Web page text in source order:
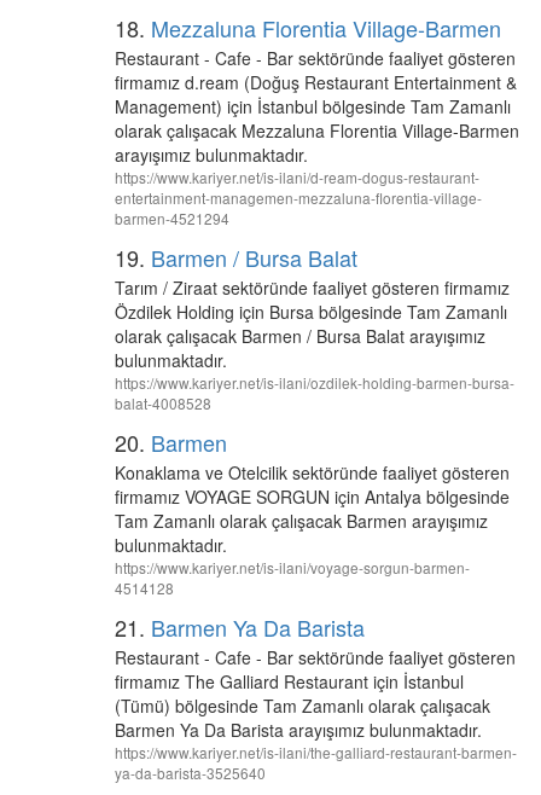
18. Mezzaluna Florentia Village-Barmen
Restaurant - Cafe - Bar sektöründe faaliyet gösteren
firmamız d.ream (Doğuş Restaurant Entertainment &
Management) için İstanbul bölgesinde Tam Zamanlı
olarak çalışacak Mezzaluna Florentia Village-Barmen
arayışımız bulunmaktadır.
https://www.kariyer.net/is-ilani/d-ream-dogus-restaurant-
entertainment-managemen-mezzaluna-florentia-village-
barmen-4521294
19. Barmen / Bursa Balat
Tarım / Ziraat sektöründe faaliyet gösteren firmamız
Özdilek Holding için Bursa bölgesinde Tam Zamanlı
olarak çalışacak Barmen / Bursa Balat arayışımız
bulunmaktadır.
https://www.kariyer.net/is-ilani/ozdilek-holding-barmen-bursa-
balat-4008528
20. Barmen
Konaklama ve Otelcilik sektöründe faaliyet gösteren
firmamız VOYAGE SORGUN için Antalya bölgesinde
Tam Zamanlı olarak çalışacak Barmen arayışımız
bulunmaktadır.
https://www.kariyer.net/is-ilani/voyage-sorgun-barmen-
4514128
21. Barmen Ya Da Barista
Restaurant - Cafe - Bar sektöründe faaliyet gösteren
firmamız The Galliard Restaurant için İstanbul
(Tümü) bölgesinde Tam Zamanlı olarak çalışacak
Barmen Ya Da Barista arayışımız bulunmaktadır.
https://www.kariyer.net/is-ilani/the-galliard-restaurant-barmen-
ya-da-barista-3525640